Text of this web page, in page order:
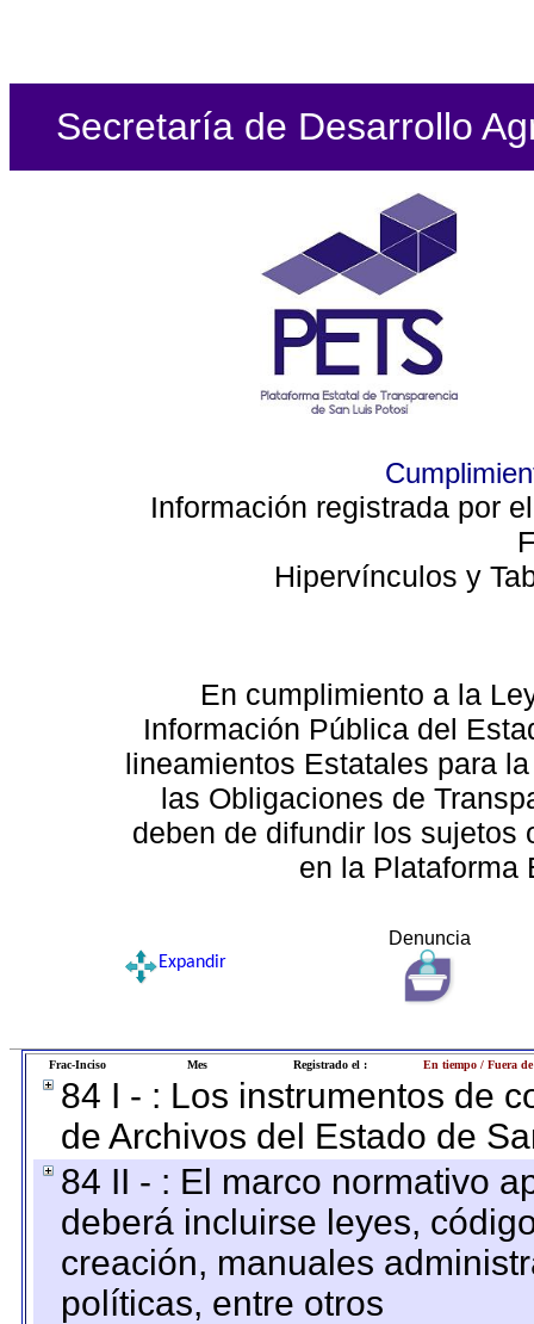
Secretaría de Desarrollo
Información registrada por
Hipervínculos y
En cumplimiento a la
Información Pública del
lineamientos Estatales para
las Obligaciones de
deben de difundir los sujetos
en la Plataforma
Denuncia
Expandir
Frac-Inciso Mes Registrado el : En tiempo / Fuera
84 I - : Los instrumentos de
de Archivos del Estado de
84 II - : El marco normativo
deberá incluirse leyes,
creación, manuales
políticas, entre otros